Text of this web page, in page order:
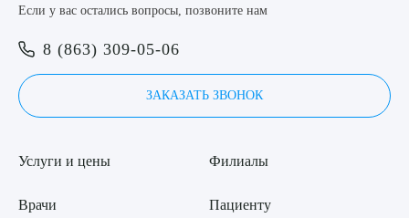
Если у вас остались вопросы, позвоните нам
8 (863) 309-05-06
ЗАКАЗАТЬ ЗВОНОК
Услуги и цены
Врачи
Филиалы
Пациенту
ОТПРАВИТЬ
обработку персональных данных